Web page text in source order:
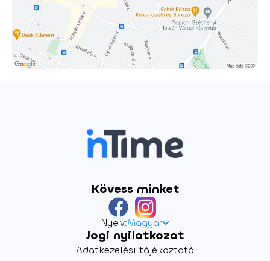
Kövess minket
Nyelv:Magyar
Jogi nyilatkozat
Adatkezelési tájékoztató